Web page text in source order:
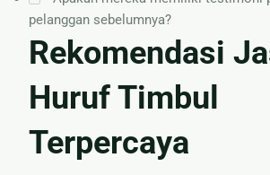
pelanggan sebelumnya?
Rekomendasi
Huruf Timbul
Terpercaya